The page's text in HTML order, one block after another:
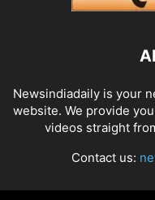
Newsindiadaily is your
website. We provide
videos straight
Contact us: